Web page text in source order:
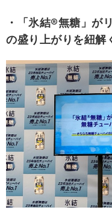
・「氷結®無糖」が
の盛り上がりを紐解